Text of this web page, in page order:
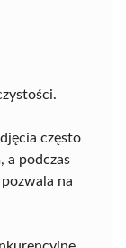
często
a podczas
na